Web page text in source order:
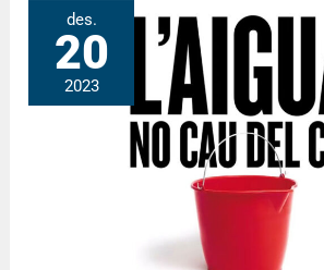
des.
20
2023
2023
Emergència
per